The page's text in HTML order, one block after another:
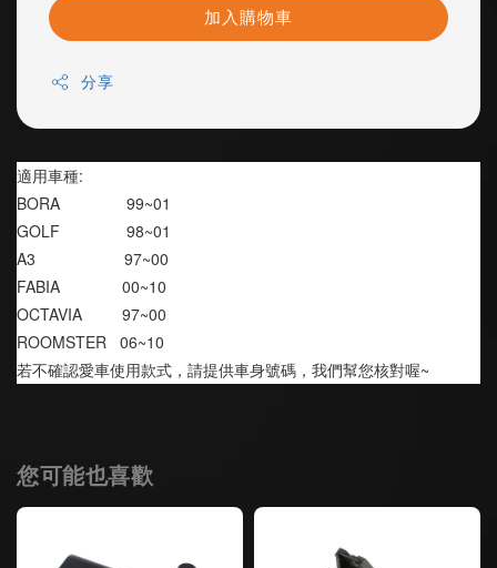
加入購物車
分享
適用車種:
BORA               99~01
GOLF               98~01
A3                    97~00
FABIA              00~10
OCTAVIA         97~00
ROOMSTER   06~10
若不確認愛車使用款式，請提供車身號碼，我們幫您核對喔~
您可能也喜歡